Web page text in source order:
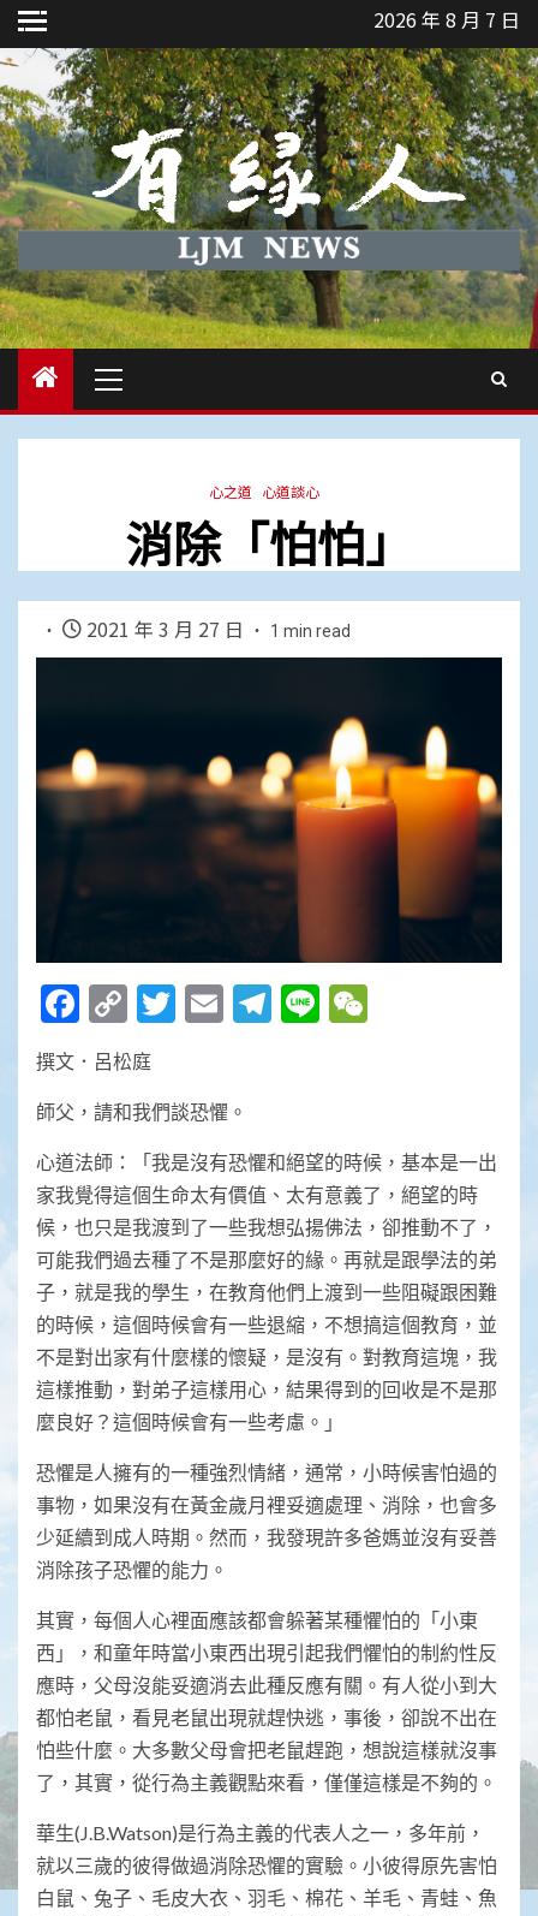
Skip
to
content
2026 年 8 月 7 日
Menu
心之道 心道談心
消除「怕怕」
2021 年 3 月 27 日 1 min read
Facebook
Copy
Link
Twitter
EmailTelegram
Line
撰文．呂松庭
師父，請和我們談恐懼。
心道法師：「我是沒有恐懼和絕望的時候，基本是一出
家我覺得這個生命太有價值、太有意義了，絕望的時
候，也只是我渡到了一些我想弘揚佛法，卻推動不了，
可能我們過去種了不是那麼好的緣。再就是跟學法的弟
子，就是我的學生，在教育他們上渡到一些阻礙跟困難
的時候，這個時候會有一些退縮，不想搞這個教育，並
不是對出家有什麼樣的懷疑，是沒有。對教育這塊，我
這樣推動，對弟子這樣用心，結果得到的回收是不是那
麼良好？這個時候會有一些考慮。」
恐懼是人擁有的一種強烈情緒，通常，小時候害怕過的
事物，如果沒有在黃金歲月裡妥適處理、消除，也會多
少延續到成人時期。然而，我發現許多爸媽並沒有妥善
消除孩子恐懼的能力。
其實，每個人心裡面應該都會躲著某種懼怕的「小東
西」，和童年時當小東西出現引起我們懼怕的制約性反
應時，父母沒能妥適消去此種反應有關。有人從小到大
都怕老鼠，看見老鼠出現就趕快逃，事後，卻說不出在
怕些什麼。大多數父母會把老鼠趕跑，想說這樣就沒事
了，其實，從行為主義觀點來看，僅僅這樣是不夠的。
華生(J.B.Watson)是行為主義的代表人之一，多年前，
就以三歲的彼得做過消除恐懼的實驗。小彼得原先害怕
白鼠、兔子、毛皮大衣、羽毛、棉花、羊毛、青蛙、魚